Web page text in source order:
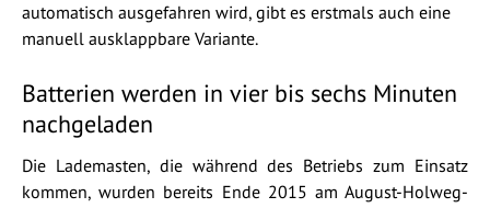
automatisch ausgefahren wird, gibt es erstmals auch eine
manuell ausklappbare Variante.
Batterien werden in vier bis sechs Minuten
nachgeladen
Die Lademasten, die während des Betriebs zum Einsatz
kommen, wurden bereits Ende 2015 am August-Holweg-